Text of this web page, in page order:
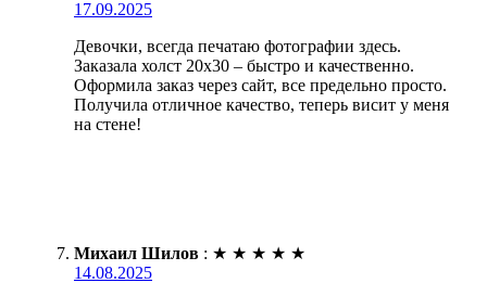
17.09.2025
Девочки, всегда печатаю фотографии здесь.
Заказала холст 20х30 – быстро и качественно.
Оформила заказ через сайт, все предельно просто.
Получила отличное качество, теперь висит у меня
на стене!
Михаил Шилов : ★ ★ ★ ★ ★
14.08.2025